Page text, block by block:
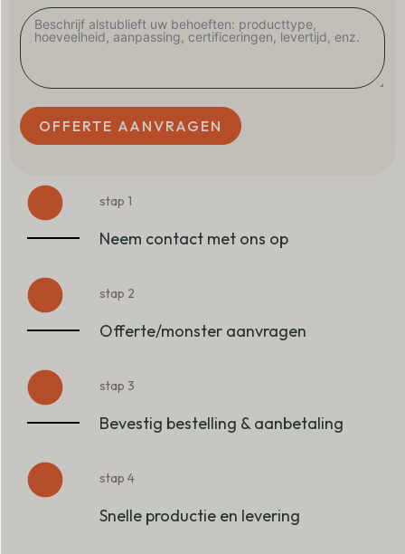
OFFERTE AANVRAGEN
stap 1
Neem contact met ons op
stap 2
Offerte/monster aanvragen
stap 3
Bevestig bestelling & aanbetaling
stap 4
Snelle productie en levering